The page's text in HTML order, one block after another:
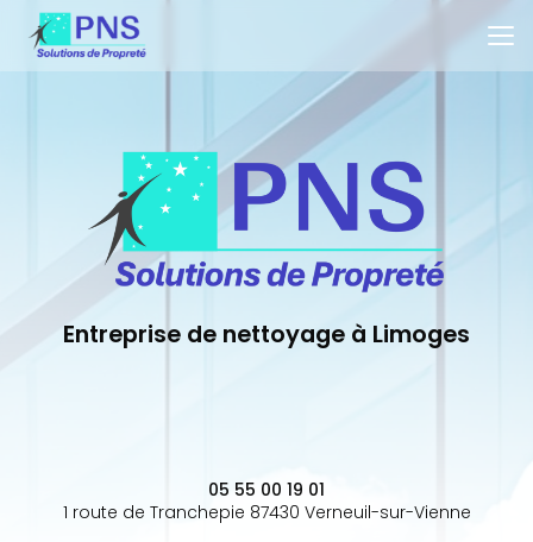
contenu
principal
Entreprise de nettoyage à Limoges
05 55 00 19 01
1 route de Tranchepie 87430 Verneuil-sur-Vienne